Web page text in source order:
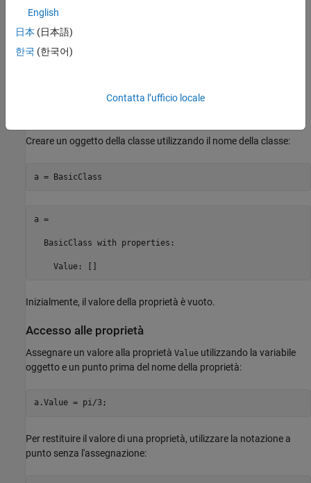
Creare un oggetto della classe.
Creare un oggetto della classe utilizzando il nome della classe:
a = BasicClass
a =
  BasicClass with properties:
    Value: []
Inizialmente, il valore della proprietà è vuoto.
Accesso alle proprietà
Assegnare un valore alla proprietà Value utilizzando la variabile
oggetto e un punto prima del nome della proprietà:
a.Value = pi/3;
Per restituire il valore di una proprietà, utilizzare la notazione a
punto senza l'assegnazione:
English
日本 (日本語)
한국 (한국어)
Contatta l’ufficio locale